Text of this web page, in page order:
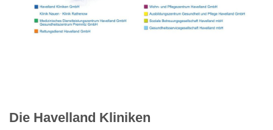
Die Havelland Kliniken